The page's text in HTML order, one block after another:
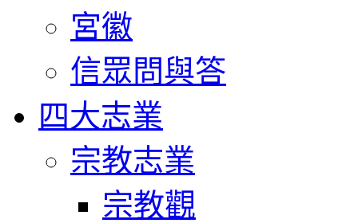
宮徽
信眾問與答
四大志業
宗教志業
宗教觀